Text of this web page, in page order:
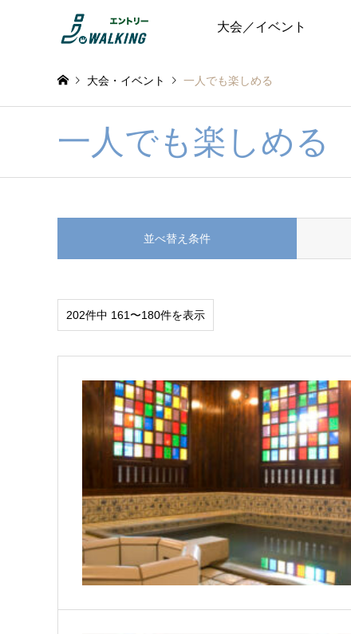
大会／イベント
大会・イベント 一人でも楽しめる
一人でも楽しめる
並べ替え条件
202件中 161〜180件を表示